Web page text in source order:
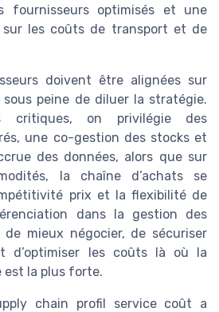
fournisseurs optimisés et une
sur les coûts de transport et de
doivent être alignées sur
peine de diluer la stratégie.
critiques, on privilégie des
une co-gestion des stocks et
des données, alors que sur
la chaîne d’achats se
prix et la flexibilité de
dans la gestion des
mieux négocier, de sécuriser
d’optimiser les coûts là où la
est la plus forte.
chain profil service coût a